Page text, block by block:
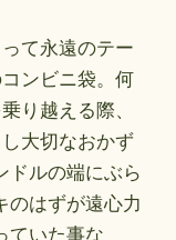
て永遠のテー
ンビニ袋。何
り越える際、
大切なおかず
ドルの端にぶら
のはずが遠心力
ていた事な